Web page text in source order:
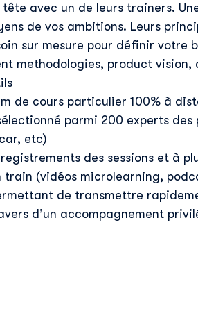
pouvez vous désinscrire à tout
détails, consultez notre politique de
avec un de leurs trainers.
de vos ambitions. Leurs
sur mesure pour définir votre
methodologies, product
de cours particulier 100% à
parmi 200 experts des
etc)
des sessions et à
train (vidéos microlearning,
de transmettre
d’un accompagnement